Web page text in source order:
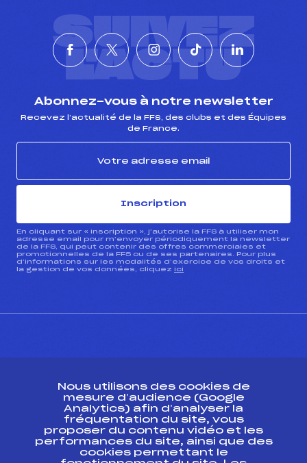
SUIVEZ
L'ACTU
Abonnez-vous à notre newsletter
Recevez l’actualité de la FFS, des clubs et des Équipes
de France.
Inscription
En cliquant sur « inscription », j’autorise la FFS à utiliser mon
adresse email pour m’envoyer périodiquement la newsletter
de la FFS, qui peut contenir des offres commerciales et
promotionnelles de la FFS ou de ses partenaires. Pour plus
d’informations sur les modalités d’exercice de vos droits et
la gestion de vos données, cliquez ici
ESPACE PRESSE
Ressources
Pass’Neige
Projet sportif fédéral
Nous utilisons des cookies de
mesure d’audience (Google
Analytics) afin d’analyser la
fréquentation du site, vous
proposer du contenu vidéo et les
performances du site, ainsi que des
cookies permettant le